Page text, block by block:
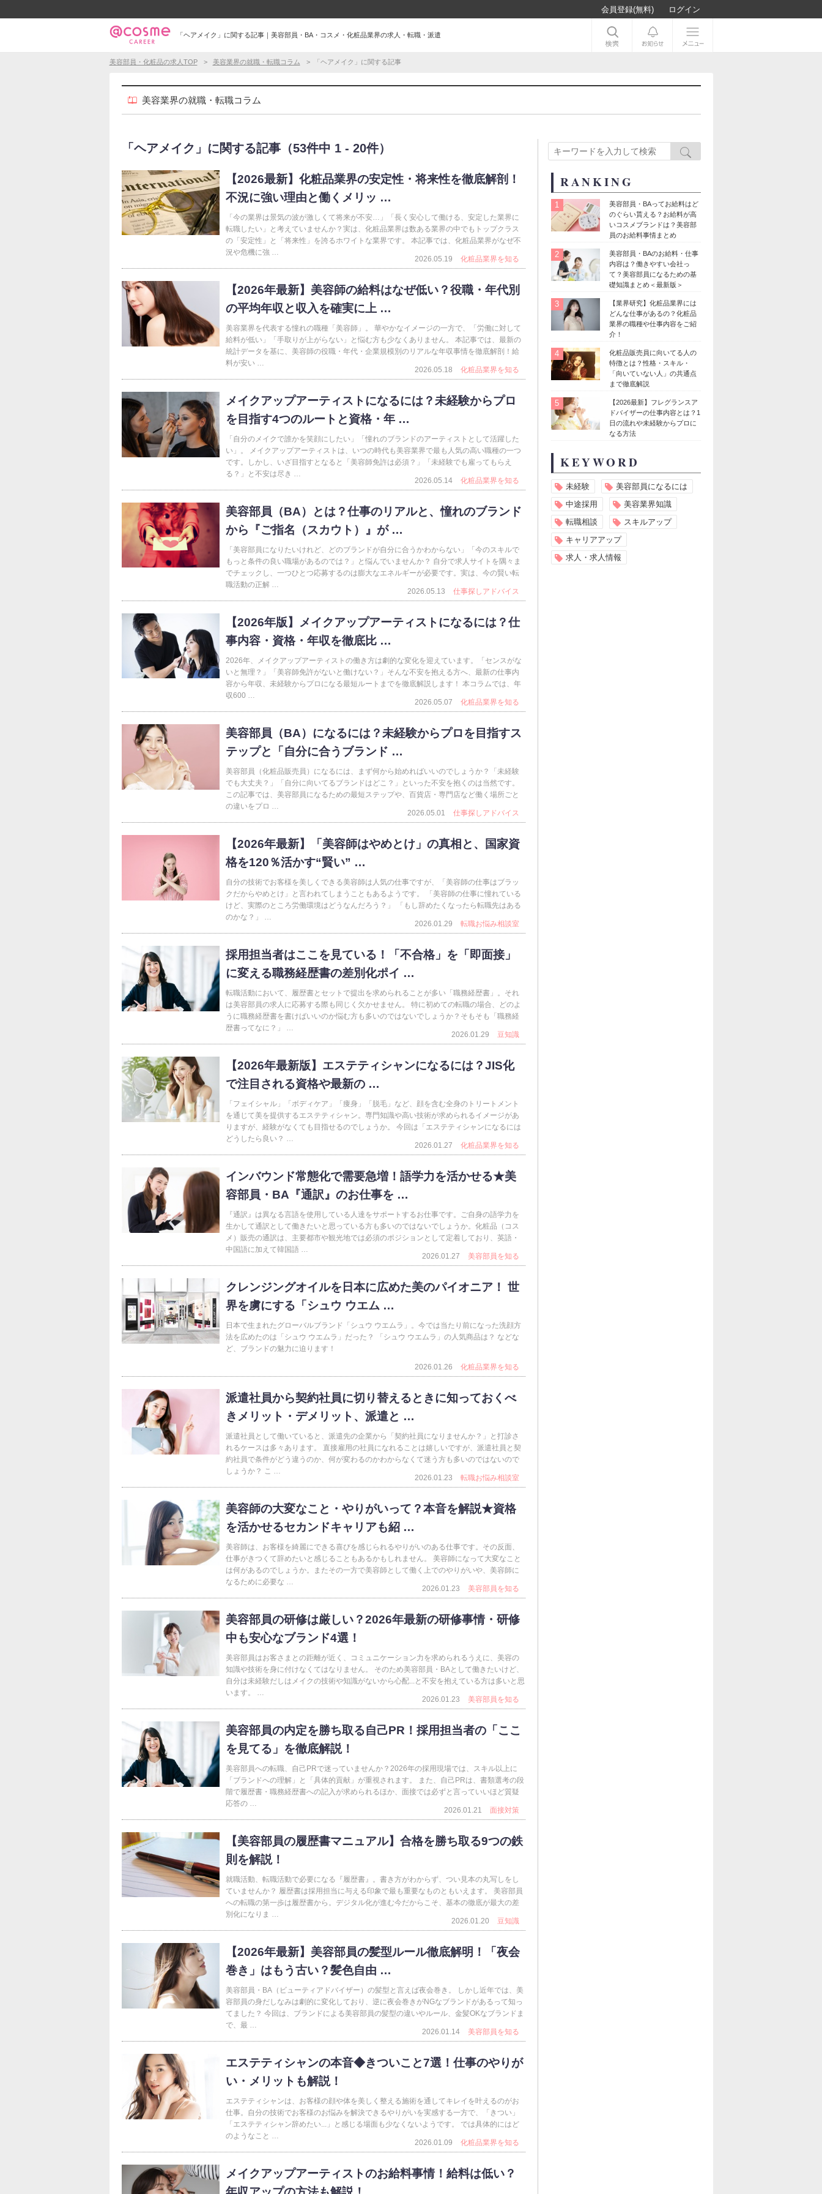
会員登録(無料) ログイン
「ヘアメイク」に関する記事｜美容部員・BA・コスメ・化粧品業界の求人・転職・派遣
美容部員・化粧品の求人TOP 美容業界の就職・転職コラム 「ヘアメイク」に関する記事
美容業界の就職・転職コラム
「ヘアメイク」に関する記事（53件中 1 - 20件）
【2026最新】化粧品業界の安定性・将来性を徹底解剖！
不況に強い理由と働くメリッ …
「今の業界は景気の波が激しくて将来が不安…」「長く安心して働ける、安定した業界に
転職したい」と考えていませんか？実は、化粧品業界は数ある業界の中でもトップクラス
の「安定性」と「将来性」を誇るホワイトな業界です。 本記事では、化粧品業界がなぜ不
況や危機に強 …
2026.05.19
化粧品業界を知る
【2026年最新】美容師の給料はなぜ低い？役職・年代別
の平均年収と収入を確実に上 …
美容業界を代表する憧れの職種「美容師」。 華やかなイメージの一方で、「労働に対して
給料が低い」「手取りが上がらない」と悩む方も少なくありません。 本記事では、最新の
統計データを基に、美容師の役職・年代・企業規模別のリアルな年収事情を徹底解剖！給
料が安い …
2026.05.18
化粧品業界を知る
メイクアップアーティストになるには？未経験からプロ
を目指す4つのルートと資格・年 …
「自分のメイクで誰かを笑顔にしたい」「憧れのブランドのアーティストとして活躍した
い」。 メイクアップアーティストは、いつの時代も美容業界で最も人気の高い職種の一つ
です。しかし、いざ目指すとなると「美容師免許は必須？」「未経験でも雇ってもらえ
る？」と不安は尽き …
2026.05.14
化粧品業界を知る
美容部員（BA）とは？仕事のリアルと、憧れのブランド
から『ご指名（スカウト）』が …
「美容部員になりたいけれど、どのブランドが自分に合うかわからない」「今のスキルで
もっと条件の良い職場があるのでは？」と悩んでいませんか？ 自分で求人サイトを隅々ま
でチェックし、一つひとつ応募するのは膨大なエネルギーが必要です。実は、今の賢い転
職活動の正解 …
2026.05.13
仕事探しアドバイス
【2026年版】メイクアップアーティストになるには？仕
事内容・資格・年収を徹底比 …
2026年、メイクアップアーティストの働き方は劇的な変化を迎えています。「センスがな
いと無理？」「美容師免許がないと働けない？」そんな不安を抱える方へ、最新の仕事内
容から年収、未経験からプロになる最短ルートまでを徹底解説します！ 本コラムでは、年
収600 …
2026.05.07
化粧品業界を知る
美容部員（BA）になるには？未経験からプロを目指すス
テップと「自分に合うブランド …
美容部員（化粧品販売員）になるには、まず何から始めればいいのでしょうか？「未経験
でも大丈夫？」「自分に向いてるブランドはどこ？」といった不安を抱くのは当然です。
この記事では、美容部員になるための最短ステップや、百貨店・専門店など働く場所ごと
の違いをプロ …
2026.05.01
仕事探しアドバイス
【2026年最新】「美容師はやめとけ」の真相と、国家資
格を120％活かす“賢い” …
自分の技術でお客様を美しくできる美容師は人気の仕事ですが、「美容師の仕事はブラッ
クだからやめとけ」と言われてしまうこともあるようです。 「美容師の仕事に憧れている
けど、実際のところ労働環境はどうなんだろう？」 「もし辞めたくなったら転職先はある
のかな？」 …
2026.01.29
転職お悩み相談室
採用担当者はここを見ている！「不合格」を「即面接」
に変える職務経歴書の差別化ポイ …
転職活動において、履歴書とセットで提出を求められることが多い「職務経歴書」。それ
は美容部員の求人に応募する際も同じく欠かせません。 特に初めての転職の場合、どのよ
うに職務経歴書を書けばいいのか悩む方も多いのではないでしょうか？そもそも「職務経
歴書ってなに？」 …
2026.01.29
豆知識
【2026年最新版】エステティシャンになるには？JIS化
で注目される資格や最新の …
「フェイシャル」「ボディケア」「痩身」「脱毛」など、顔を含む全身のトリートメント
を通じて美を提供するエステティシャン。専門知識や高い技術が求められるイメージがあ
りますが、経験がなくても目指せるのでしょうか。 今回は「エステティシャンになるには
どうしたら良い？ …
2026.01.27
化粧品業界を知る
インバウンド常態化で需要急増！語学力を活かせる★美
容部員・BA『通訳』のお仕事を …
『通訳』は異なる言語を使用している人達をサポートするお仕事です。ご自身の語学力を
生かして通訳として働きたいと思っている方も多いのではないでしょうか。化粧品（コス
メ）販売の通訳は、主要都市や観光地では必須のポジションとして定着しており、英語・
中国語に加えて韓国語 …
2026.01.27
美容部員を知る
クレンジングオイルを日本に広めた美のパイオニア！ 世
界を虜にする「シュウ ウエム …
日本で生まれたグローバルブランド「シュウ ウエムラ」。今では当たり前になった洗顔方
法を広めたのは「シュウ ウエムラ」だった？ 「シュウ ウエムラ」の人気商品は？ などな
ど、ブランドの魅力に迫ります！
2026.01.26 化粧品業界を知る
派遣社員から契約社員に切り替えるときに知っておくべ
きメリット・デメリット、派遣と …
派遣社員として働いていると、派遣先の企業から「契約社員になりませんか？」と打診さ
れるケースは多々あります。 直接雇用の社員になれることは嬉しいですが、派遣社員と契
約社員で条件がどう違うのか、何が変わるのかわからなくて迷う方も多いのではないので
しょうか？ こ …
2026.01.23
転職お悩み相談室
美容師の大変なこと・やりがいって？本音を解説★資格
を活かせるセカンドキャリアも紹 …
美容師は、お客様を綺麗にできる喜びを感じられるやりがいのある仕事です。その反面、
仕事がきつくて辞めたいと感じることもあるかもしれません。 美容師になって大変なこと
は何があるのでしょうか。またその一方で美容師として働く上でのやりがいや、美容師に
なるために必要な …
2026.01.23
美容部員を知る
美容部員の研修は厳しい？2026年最新の研修事情・研修
中も安心なブランド4選！
美容部員はお客さまとの距離が近く、コミュニケーション力を求められるうえに、美容の
知識や技術を身に付けなくてはなりません。 そのため美容部員・BAとして働きたいけど、
自分は未経験だしはメイクの技術や知識がないから心配...と不安を抱えている方は多いと思
います。 …
2026.01.23
美容部員を知る
美容部員の内定を勝ち取る自己PR！採用担当者の「ここ
を見てる」を徹底解説！
美容部員への転職、自己PRで迷っていませんか？2026年の採用現場では、スキル以上に
「ブランドへの理解」と「具体的貢献」が重視されます。 また、自己PRは、書類選考の段
階で履歴書・職務経歴書への記入が求められるほか、面接では必ずと言っていいほど質疑
応答の …
2026.01.21
面接対策
【美容部員の履歴書マニュアル】合格を勝ち取る9つの鉄
則を解説！
就職活動、転職活動で必要になる『履歴書』。書き方がわからず、つい見本の丸写しをし
ていませんか？ 履歴書は採用担当に与える印象で最も重要なものともいえます。 美容部員
への転職の第一歩は履歴書から。デジタル化が進む今だからこそ、基本の徹底が最大の差
別化になりま …
2026.01.20
豆知識
【2026年最新】美容部員の髪型ルール徹底解明！「夜会
巻き」はもう古い？髪色自由 …
美容部員・BA（ビューティアドバイザー）の髪型と言えば夜会巻き。 しかし近年では、美
容部員の身だしなみは劇的に変化しており、逆に夜会巻きがNGなブランドがあるって知っ
てました？ 今回は、ブランドによる美容部員の髪型の違いやルール、金髪OKなブランドま
で、最 …
2026.01.14
美容部員を知る
エステティシャンの本音◆きついこと7選！仕事のやりが
い・メリットも解説！
エステティシャンは、お客様の顔や体を美しく整える施術を通してキレイを叶えるのがお
仕事。自分の技術でお客様のお悩みを解決できるやりがいを実感する一方で、「きつい」
「エステティシャン辞めたい...」と感じる場面も少なくないようです。 では具体的にはど
のようなこと …
2026.01.09
化粧品業界を知る
メイクアップアーティストのお給料事情！給料は低い？
RANKING
1
美容部員・BAってお給料はど
のぐらい貰える？お給料が高
いコスメブランドは？美容部
員のお給料事情まとめ
2
美容部員・BAのお給料・仕事
内容は？働きやすい会社っ
て？美容部員になるための基
礎知識まとめ＜最新版＞
3
【業界研究】化粧品業界には
どんな仕事があるの？化粧品
業界の職種や仕事内容をご紹
介！
4
化粧品販売員に向いてる人の
特徴とは？性格・スキル・
「向いていない人」の共通点
まで徹底解説
5
【2026最新】フレグランスア
ドバイザーの仕事内容とは？1
日の流れや未経験からプロに
なる方法
KEYWORD
未経験
美容部員になるには
中途採用
美容業界知識
転職相談
スキルアップ
キャリアアップ
求人・求人情報